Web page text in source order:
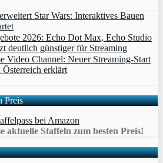
Star Wars: Interaktives Bauen
2026: Echo Dot Max, Echo Studio
deutlich günstiger für Streaming
Video Channel: Neuer Streaming‑Start
erklärt
Preis
aktuelle Staffeln zum besten Preis!